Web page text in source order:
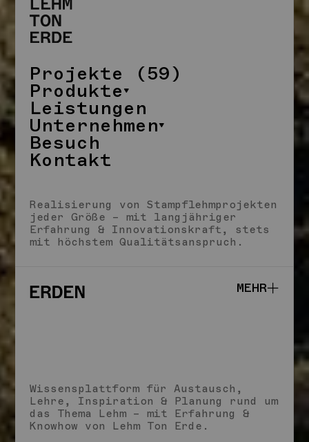
Projekte (59)
Produkte
Leistungen
Unternehmen
Besuch
Kontakt
Realisierung von Stampflehmprojekten
jeder Größe – mit langjähriger
Erfahrung & Innovationskraft, stets
mit höchstem Qualitätsanspruch.
MEHR
Impact
Storys
Impressum
Wissensplattform für Austausch,
Lehre, Inspiration & Planung rund um
das Thema Lehm – mit Erfahrung &
Knowhow von Lehm Ton Erde.